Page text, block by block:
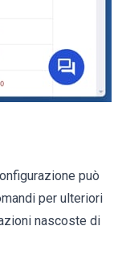
può
per ulteriori
nascoste di